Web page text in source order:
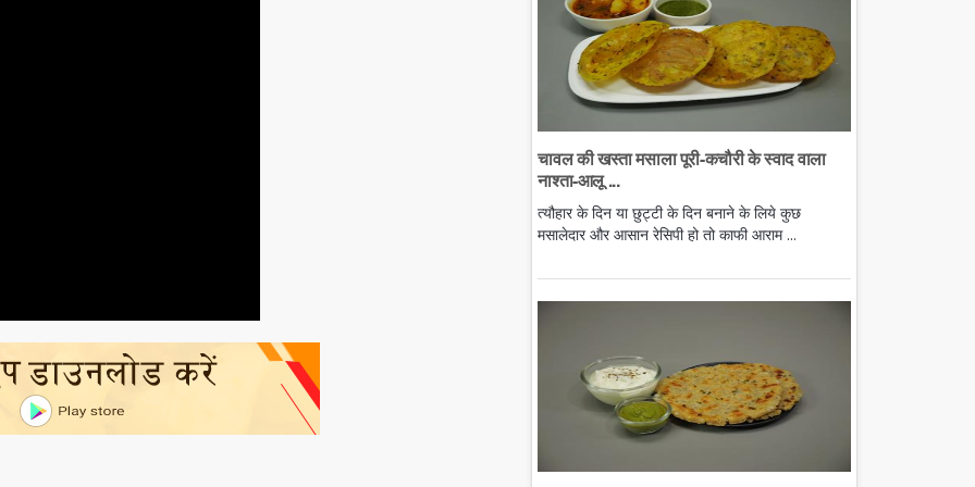
चावल की खस्ता मसाला पूरी-कचौरी के स्वाद वाला
नाश्ता-आलू ...
त्यौहार के दिन या छुट्टी के दिन बनाने के लिये कुछ
मसालेदार और आसान रेसिपी हो तो काफी आराम ...